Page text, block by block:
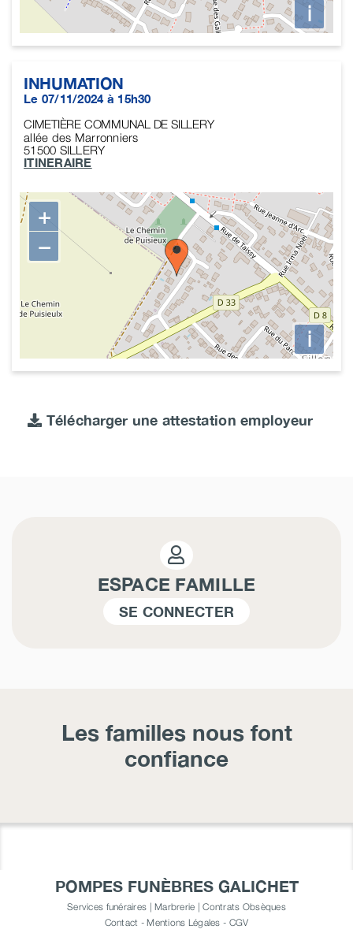
i
INHUMATION
Le 07/11/2024 à 15h30
CIMETIÈRE COMMUNAL DE SILLERY
allée des Marronniers
51500 SILLERY
ITINERAIRE
+
−
i
Télécharger une attestation employeur
ESPACE FAMILLE
SE CONNECTER
Les familles nous font
confiance
POMPES FUNÈBRES GALICHET
Services funéraires | Marbrerie | Contrats Obsèques
Contact -Mentions Légales - CGV